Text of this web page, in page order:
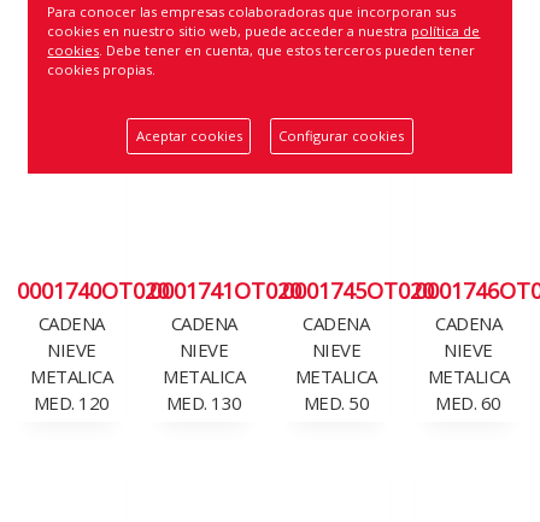
0001740OT020
CADENA
NIEVE
METALICA
MED. 120
0001741OT020
CADENA
NIEVE
METALICA
MED. 130
0001745OT020
CADENA
NIEVE
METALICA
MED. 50
CADENA
NIEVE
METALICA
MED. 60
Para conocer las empresas colaboradoras que incorporan sus
cookies en nuestro sitio web, puede acceder a nuestra política de
cookies . Debe tener en cuenta, que estos terceros pueden tener
cookies propias.
Aceptar cookies Configurar cookies